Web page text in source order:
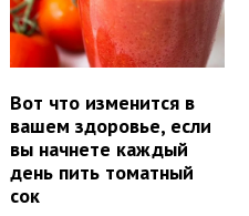
Вот что изменится в
вашем здоровье, если
вы начнете каждый
день пить томатный
сок